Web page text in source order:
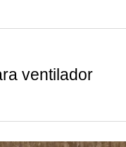
ventilador